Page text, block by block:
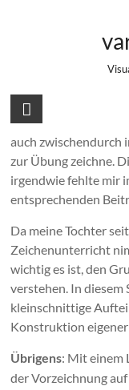
Meerjungfrau
Da ich im
Kinderbuches mit
auch zwischendurch
zur Übung zeichne.
irgendwie fehlte mir
entsprechenden
Da meine Tochter
Zeichenunterricht
wichtig es ist, den
verstehen. In diesem
kleinschnittige
Konstruktion
Übrigens: Mit einem
der Vorzeichnung